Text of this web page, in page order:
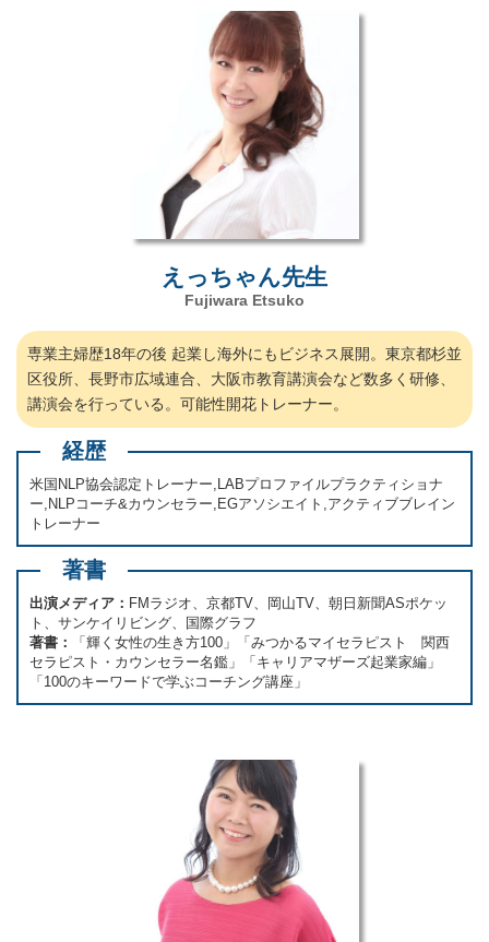
えっちゃん先生
Fujiwara Etsuko
専業主婦歴18年の後 起業し海外にもビジネス展開。東京都杉並
区役所、長野市広域連合、大阪市教育講演会など数多く研修、
講演会を行っている。可能性開花トレーナー。
経歴
米国NLP協会認定トレーナー,LABプロファイルプラクティショナ
ー,NLPコーチ&カウンセラー,EGアソシエイト,アクティブブレイン
トレーナー
著書
出演メディア： FMラジオ、京都TV、岡山TV、朝日新聞ASポケッ
ト、サンケイリビング、国際グラフ
著書：
「輝く女性の生き方100」「みつかるマイセラピスト 関西
セラピスト・カウンセラー名鑑」「キャリアマザーズ起業家編」
「100のキーワードで学ぶコーチング講座」